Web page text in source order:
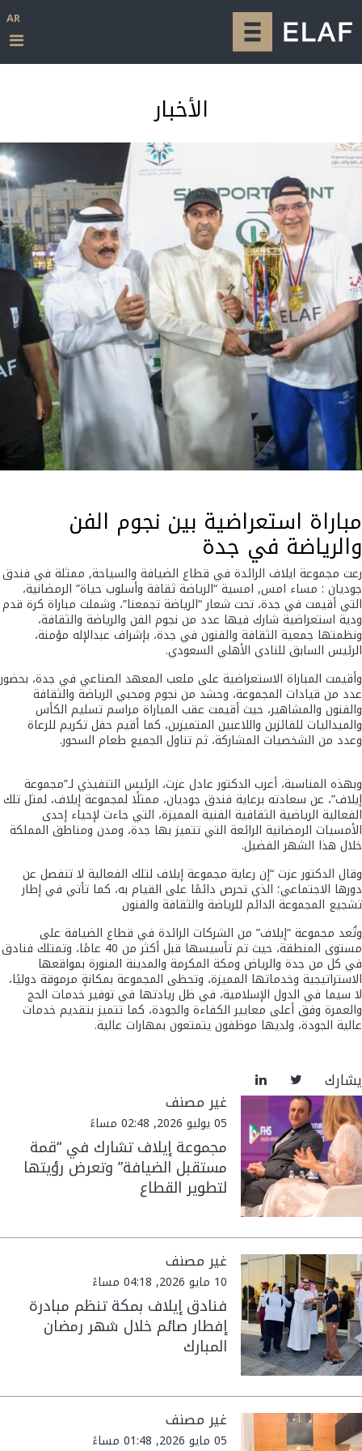
AR
الأخبار
مباراة استعراضية بين نجوم الفن
والرياضة في جدة
رعت مجموعة ايلاف الرائدة في قطاع الضيافة والسياحة, ممثلة في فندق
جوديان : مساء امس, امسية “الرياضة ثقافة وأسلوب حياة” الرمضانية،
التي أقيمت في جدة، تحت شعار “الرياضة تجمعنا”، وشملت مباراة كرة قدم
ودية استعراضية شارك فيها عدد من نجوم الفن والرياضة والثقافة،
ونظمتها جمعية الثقافة والفنون في جدة، بإشراف عبدالإله مؤمنة،
الرئيس السابق للنادي الأهلي السعودي.
وأقيمت المباراة الاستعراضية على ملعب المعهد الصناعي في جدة، بحضور
عدد من قيادات المجموعة، وحشد من نجوم ومحبي الرياضة والثقافة
والفنون والمشاهير، حيث أقيمت عقب المباراة مراسم تسليم الكأس
والميداليات للفائزين واللاعبين المتميزين، كما أقيم حفل تكريم للرعاة
وعدد من الشخصيات المشاركة، ثم تناول الجميع طعام السحور.
وبهذه المناسبة، أعرب الدكتور عادل عزت، الرئيس التنفيذي لـ”مجموعة
إيلاف”، عن سعادته برعاية فندق جوديان، ممثلًا لمجموعة إيلاف، لمثل تلك
الفعالية الرياضية الثقافية الفنية المميزة، التي جاءت لإحياء إحدى
الأمسيات الرمضانية الرائعة التي تتميز بها جدة، ومدن ومناطق المملكة
خلال هذا الشهر الفضيل.
وقال الدكتور عزت “إن رعاية مجموعة إيلاف لتلك الفعالية لا تنفصل عن
دورها الاجتماعي؛ الذي تحرص دائمًا على القيام به، كما تأتي في إطار
تشجيع المجموعة الدائم للرياضة والثقافة والفنون
وتُعد مجموعة “إيلاف” من الشركات الرائدة في قطاع الضيافة على
مستوى المنطقة، حيث تم تأسيسها قبل أكثر من 40 عامًا، وتمتلك فنادق
في كل من جدة والرياض ومكة المكرمة والمدينة المنورة بمواقعها
الاستراتيجية وخدماتها المميزة، وتحظى المجموعة بمكانةٍ مرموقة دوليًا،
لا سيما في الدول الإسلامية، في ظل ريادتها في توفير خدمات الحج
والعمرة وفق أعلى معايير الكفاءة والجودة، كما تتميز بتقديم خدمات
عالية الجودة، ولديها موظفون يتمتعون بمهارات عالية.
يشارك
غير مصنف
05 يوليو 2026, 02:48 مساءً
مجموعة إيلاف تشارك في “قمة
مستقبل الضيافة” وتعرض رؤيتها
لتطوير القطاع
غير مصنف
10 مايو 2026, 04:18 مساءً
فنادق إيلاف بمكة تنظم مبادرة
إفطار صائم خلال شهر رمضان
المبارك
غير مصنف
05 مايو 2026, 01:48 مساءً